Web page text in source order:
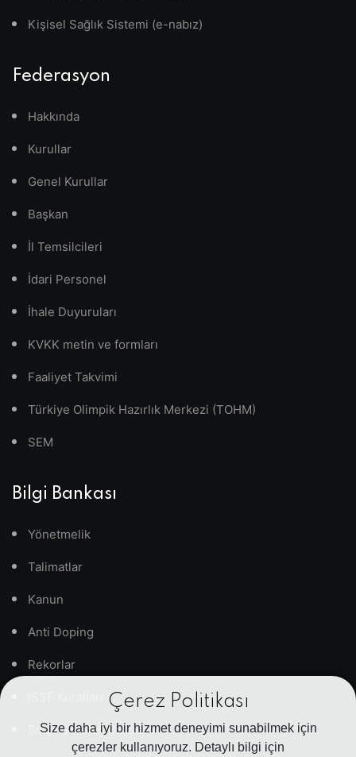
Çerez Politikası
Size daha iyi bir hizmet deneyimi sunabilmek için
çerezler kullanıyoruz. Detaylı bilgi için
Kişisel Sağlık Sistemi (e-nabız)
Federasyon
Hakkında
Kurullar
Genel Kurullar
Başkan
İl Temsilcileri
İdari Personel
İhale Duyuruları
KVKK metin ve formları
Faaliyet Takvimi
Türkiye Olimpik Hazırlık Merkezi (TOHM)
SEM
Bilgi Bankası
Yönetmelik
Talimatlar
Kanun
Anti Doping
Rekorlar
Sıkça Sorulan Sorular